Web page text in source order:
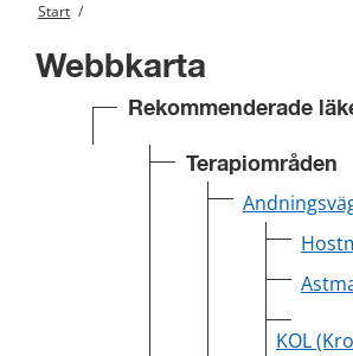
Start /
Webbkarta
Rekommenderade
Terapiområden